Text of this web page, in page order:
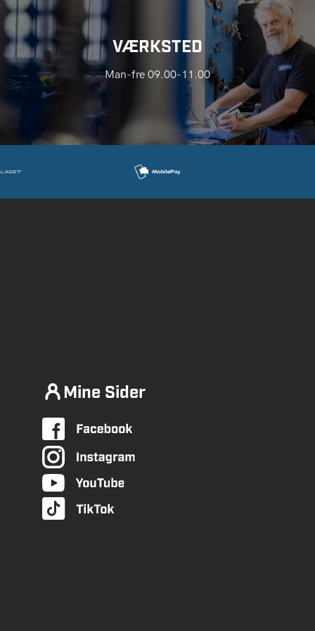
VÆRKSTED
Man-fre 09.00-11.00
Mine Sider